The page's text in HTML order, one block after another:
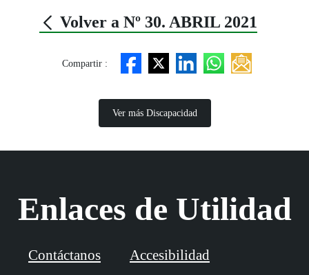
Volver a Nº 30. ABRIL 2021
Compartir :
Ver más Discapacidad
Enlaces de Utilidad
Contáctanos Accesibilidad